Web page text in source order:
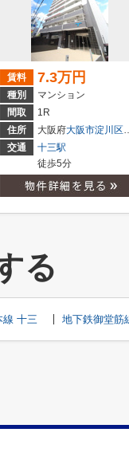
賃料 7.3万円
種別
マンション
間取
1R
住所
大阪府大阪市淀川区
交通
十三駅
徒歩5分
る
線 十三 地下鉄御堂筋